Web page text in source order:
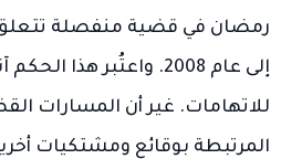
رمضان في قضية منفصلة
إلى عام 2008. واعتُبر هذا
للاتهامات. غير أن المسارات
المرتبطة بوقائع ومشتكيات